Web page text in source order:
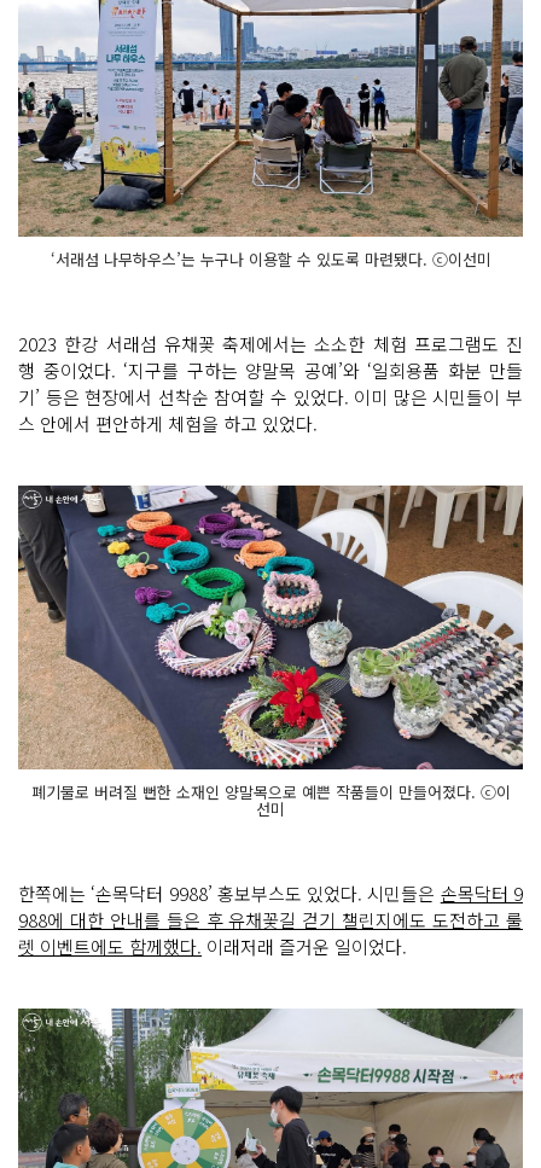
‘서래섬 나무하우스’는 누구나 이용할 수 있도록 마련됐다. ⓒ이선미
2023 한강 서래섬 유채꽃 축제에서는 소소한 체험 프로그램도 진
행 중이었다. ‘지구를 구하는 양말목 공예’와 ‘일회용품 화분 만들
기’ 등은 현장에서 선착순 참여할 수 있었다. 이미 많은 시민들이 부
스 안에서 편안하게 체험을 하고 있었다.
폐기물로 버려질 뻔한 소재인 양말목으로 예쁜 작품들이 만들어졌다. ⓒ이
선미
한쪽에는 ‘손목닥터 9988’ 홍보부스도 있었다. 시민들은 손목닥터 9
988에 대한 안내를 들은 후 유채꽃길 걷기 챌린지에도 도전하고 룰
렛 이벤트에도 함께했다. 이래저래 즐거운 일이었다.